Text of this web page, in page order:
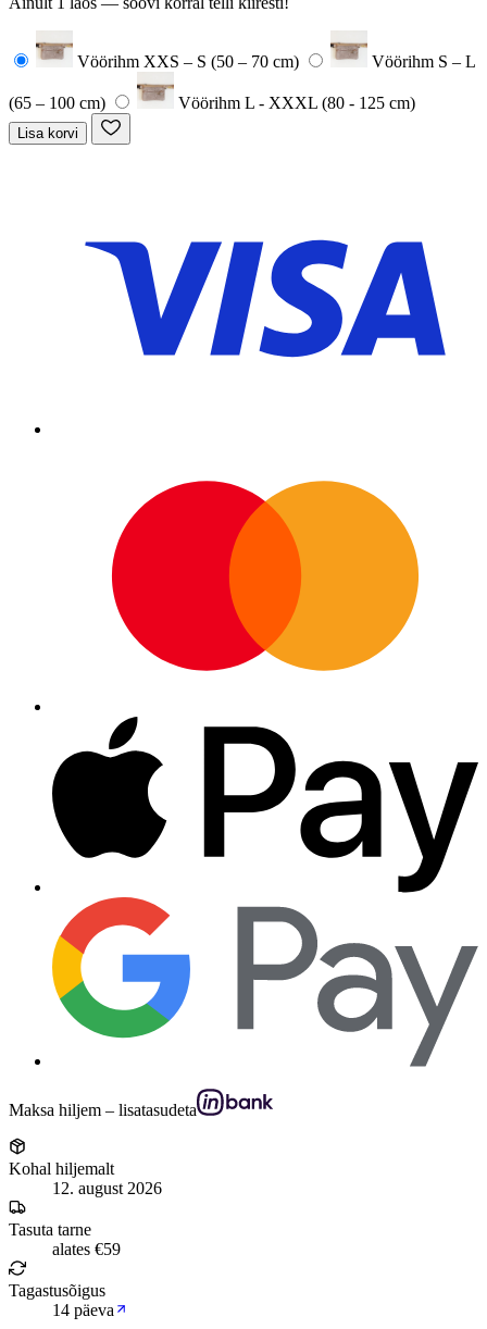
Vöörihm XXS – S (50 – 70 cm) Vöörihm S – L
(65 – 100 cm) Vöörihm L - XXXL (80 - 125 cm)
Lisa korvi
Maksa hiljem – lisatasudeta
Kohal hiljemalt
12. august 2026
Tasuta tarne
alates €59
Tagastusõigus
14 päeva